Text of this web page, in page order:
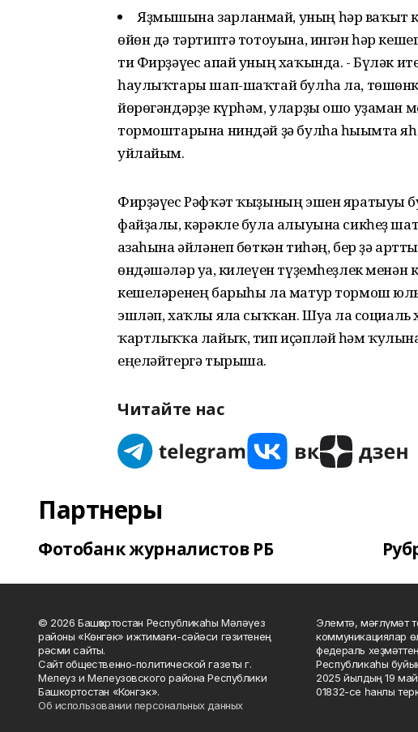
Яҙмышына зарланмай, уның һәр ваҡыт
өйөн дә тәртиптә тотоуына, ингән һәр
ти Фирҙәүес апай уның хаҡында. - Бүләк
һаулыҡтары шап-шаҡтай булһа ла,
йөрөгәндәрҙе күрһәм, уларҙы ошо уҙаман
тормоштарына ниндәй ҙә булһа һығымта
уйлайым.
Фирҙәүес Рәфҡәт ҡыҙының эшен яратыуы
файҙалы, кәрәкле була алыуына сикһеҙ
ағзаһына әйләнеп бөткән тиһәң, бер ҙә
өндәшәләр уға, килеүен түҙемһеҙлек
кешеләренең барыһы ла матур тормош
эшләп, хаҡлы ялға сыҡҡан. Шуға ла социаль
ҡартлыҡҡа лайыҡ, тип иҫәпләй һәм
еңеләйтергә тырыша.
Читайте нас
Партнеры
Фотобанк журналистов РБ
© 2026 Башҡортостан Республикаһы Мәләүез
районы «Көнгәк» ижтимағи-сәйәси гәзитенең
рәсми сайты.
Сайт общественно-политической газеты г.
Мелеуз и Мелеузовского района Республики
Башкортостан «Конгэк».
Об использовании персональных данных
Элемтә, мәғлүмәт
коммуникациялар
федераль
Республикаһы
2025 йылдың 19
01832-се һанлы